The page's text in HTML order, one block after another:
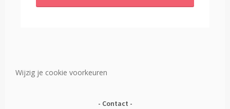
Wijzig je cookie voorkeuren
Contact